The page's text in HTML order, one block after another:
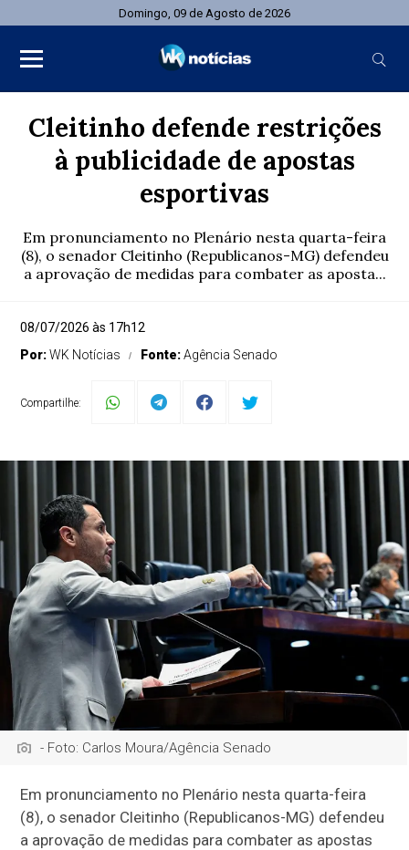
Domingo, 09 de Agosto de 2026
Cleitinho defende restrições
à publicidade de apostas
esportivas
Em pronunciamento no Plenário nesta quarta-feira
(8), o senador Cleitinho (Republicanos-MG) defendeu
a aprovação de medidas para combater as aposta...
08/07/2026 às 17h12
Por:WK Notícias Fonte:Agência Senado
Compartilhe:
- Foto: Carlos Moura/Agência Senado
Em pronunciamento no Plenário nesta quarta-feira
(8), o senador Cleitinho (Republicanos-MG) defendeu
a aprovação de medidas para combater as apostas